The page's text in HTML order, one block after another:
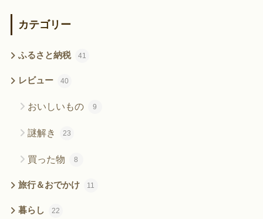
カテゴリー
ふるさと納税 41
レビュー 40
おいしいもの 9
謎解き 23
買った物 8
旅行＆おでかけ 11
暮らし 22